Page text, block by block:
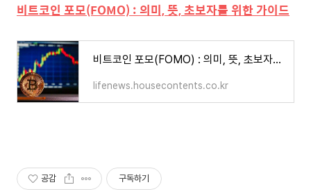
비트코인 포모(FOMO) : 의미, 뜻, 초보자를 위한 가이드
비트코인 포모(FOMO) : 의미, 뜻, 초보자를 위한 가이드
lifenews.housecontents.co.kr
공감 구독하기